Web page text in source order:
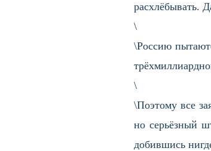
расхлёбывать.
\
\Россию
\
\Поэтому все
но серьёзный
добившись